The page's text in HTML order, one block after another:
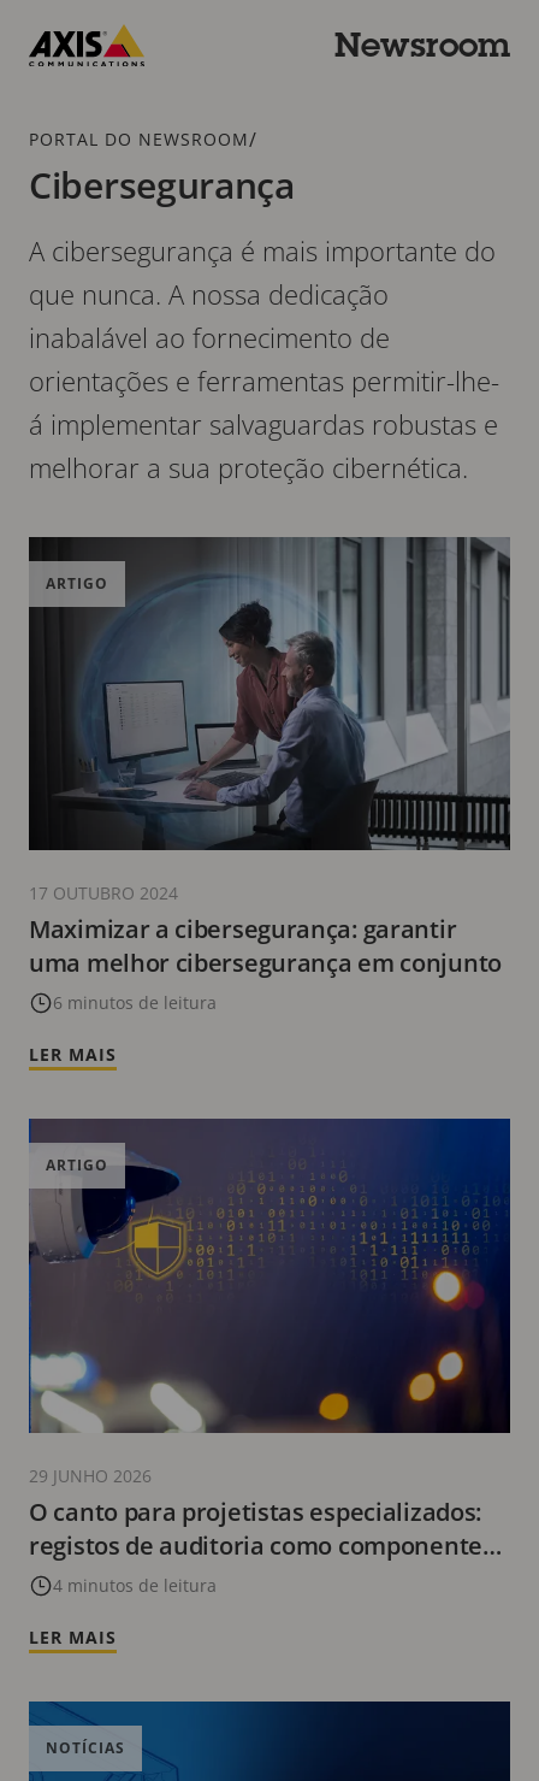
para
Newsroom
Caminho
navegação
PORTAL DO NEWSROOM/
Cibersegurança
A cibersegurança é mais importante do
que nunca. A nossa dedicação
inabalável ao fornecimento de
orientações e ferramentas permitir-lhe-
á implementar salvaguardas robustas e
melhorar a sua proteção cibernética.
Maximizar a cibersegurança: garantir
uma melhor cibersegurança em conjunto
6 minutos de leitura
ARTIGO
17 OUTUBRO 2024
LER MAIS
O canto para projetistas especializados:
registos de auditoria como componente
essencial dos sistemas de segurança
vetores de ataque
4 minutos de leitura
ARTIGO
29 JUNHO 2026
LER MAIS
NOTÍCIAS